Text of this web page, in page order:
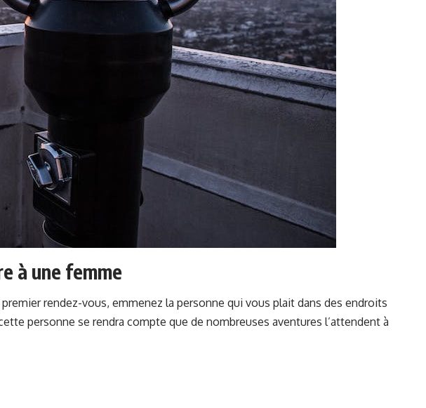
à une femme
rendez-vous, emmenez la personne qui vous plait dans des endroits
personne se rendra compte que de nombreuses aventures l’attendent à